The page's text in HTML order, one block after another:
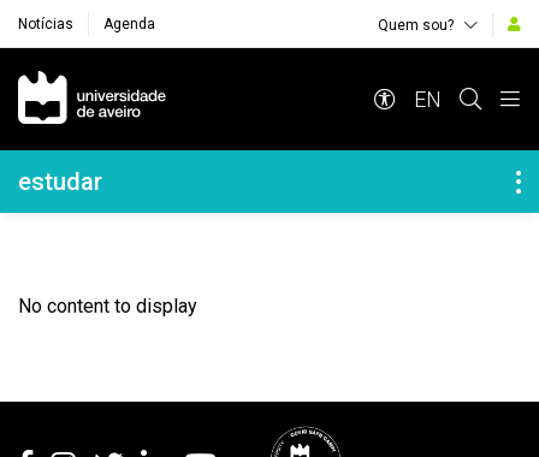
Notícias Agenda Quem sou?
Navegação Principal
EN
Navegação Lateral
estudar
No content to display